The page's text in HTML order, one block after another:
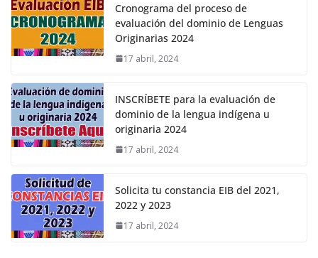
Cronograma del proceso de
evaluación del dominio de Lenguas
Originarias 2024
17 abril, 2024
INSCRÍBETE para la evaluación de
dominio de la lengua indígena u
originaria 2024
17 abril, 2024
Solicita tu constancia EIB del 2021,
2022 y 2023
17 abril, 2024